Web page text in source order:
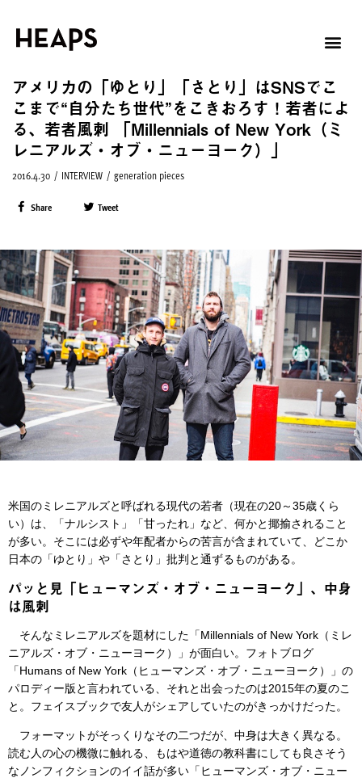
アメリカの「ゆとり」「さとり」はSNSでこ
こまで“自分たち世代”をこきおろす！若者によ
る、若者風刺 「Millennials of New York（ミ
レニアルズ・オブ・ニューヨーク）」
2016.4.30 / INTERVIEW / generation pieces
Share Tweet
米国のミレニアルズと呼ばれる現代の若者（現在の20～35歳くら
い）は、「ナルシスト」「甘ったれ」など、何かと揶揄されること
が多い。そこには必ずや年配者からの苦言が含まれていて、どこか
日本の「ゆとり」や「さとり」批判と通ずるものがある。
パッと見「ヒューマンズ・オブ・ニューヨーク」、中身
は風刺
そんなミレニアルズを題材にした「Millennials of New York（ミレ
ニアルズ・オブ・ニューヨーク）」が面白い。フォトブログ
「Humans of New York（ヒューマンズ・オブ・ニューヨーク）」の
パロディー版と言われている、それと出会ったのは2015年の夏のこ
と。フェイスブックで友人がシェアしていたのがきっかけだった。
フォーマットがそっくりなその二つだが、中身は大きく異なる。
読む人の心の機微に触れる、もはや道徳の教科書にしても良さそう
なノンフィクションのイイ話が多い「ヒューマンズ・オブ・ニュー